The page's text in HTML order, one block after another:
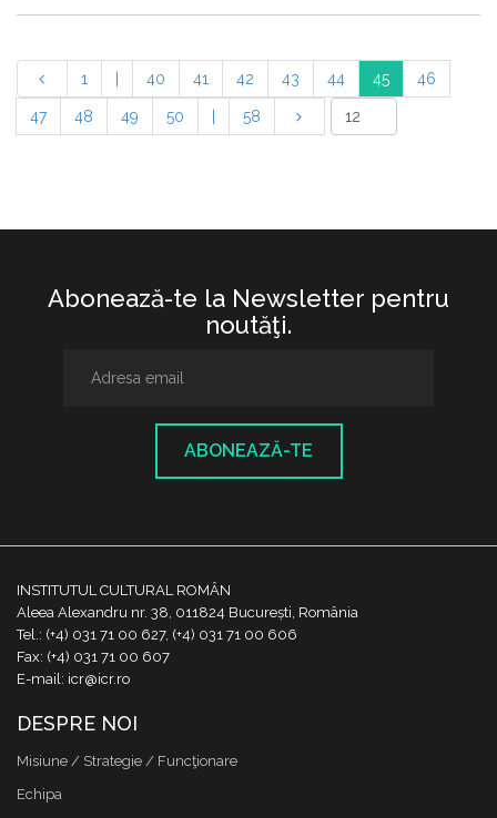
1 40 41 42 43 44 45 46
47 48 49 50 58
Abonează-te la Newsletter pentru
noutăţi.
ABONEAZĂ-TE
INSTITUTUL CULTURAL ROMÂN
Aleea Alexandru nr. 38, 011824 București, România
Tel.: (+4) 031 71 00 627, (+4) 031 71 00 606
Fax: (+4) 031 71 00 607
E-mail: icr@icr.ro
DESPRE NOI
Misiune / Strategie / Funcţionare
Echipa